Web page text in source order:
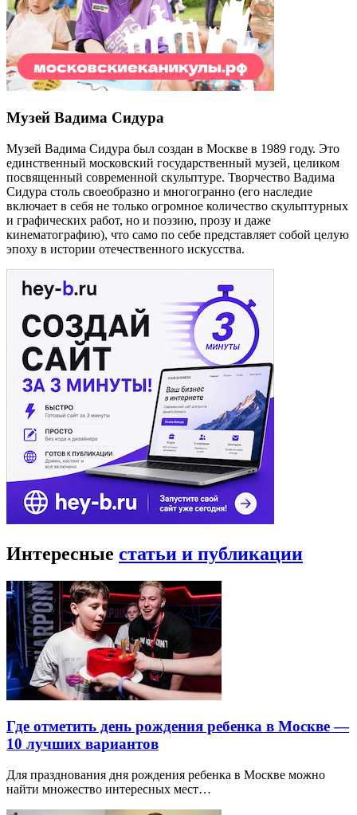
Музей Вадима Сидура
Музей Вадима Сидура был создан в Москве в 1989 году. Это
единственный московский государственный музей, целиком
посвященный современной скульптуре. Творчество Вадима
Сидура столь своеобразно и многогранно (его наследие
включает в себя не только огромное количество скульптурных
и графических работ, но и поэзию, прозу и даже
кинематографию), что само по себе представляет собой целую
эпоху в истории отечественного искусства.
Интересные статьи и публикации
Где отметить день рождения ребенка в Москве —
10 лучших вариантов
Для празднования дня рождения ребенка в Москве можно
найти множество интересных мест…